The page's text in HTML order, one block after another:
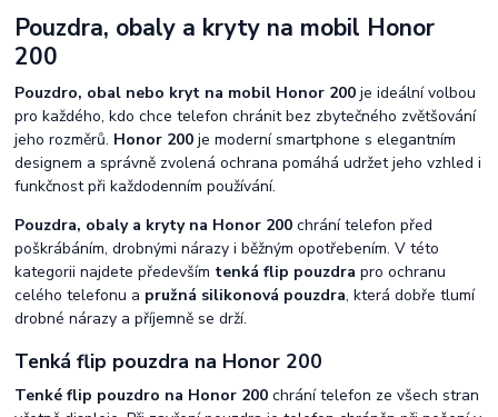
Pouzdra, obaly a kryty na mobil Honor
200
Pouzdro, obal nebo kryt na mobil Honor 200 je ideální volbou
pro každého, kdo chce telefon chránit bez zbytečného zvětšování
jeho rozměrů. Honor 200 je moderní smartphone s elegantním
designem a správně zvolená ochrana pomáhá udržet jeho vzhled i
funkčnost při každodenním používání.
Pouzdra, obaly a kryty na Honor 200 chrání telefon před
poškrábáním, drobnými nárazy i běžným opotřebením. V této
kategorii najdete především tenká flip pouzdra pro ochranu
celého telefonu a pružná silikonová pouzdra, která dobře tlumí
drobné nárazy a příjemně se drží.
Tenká flip pouzdra na Honor 200
Tenké flip pouzdro na Honor 200 chrání telefon ze všech stran